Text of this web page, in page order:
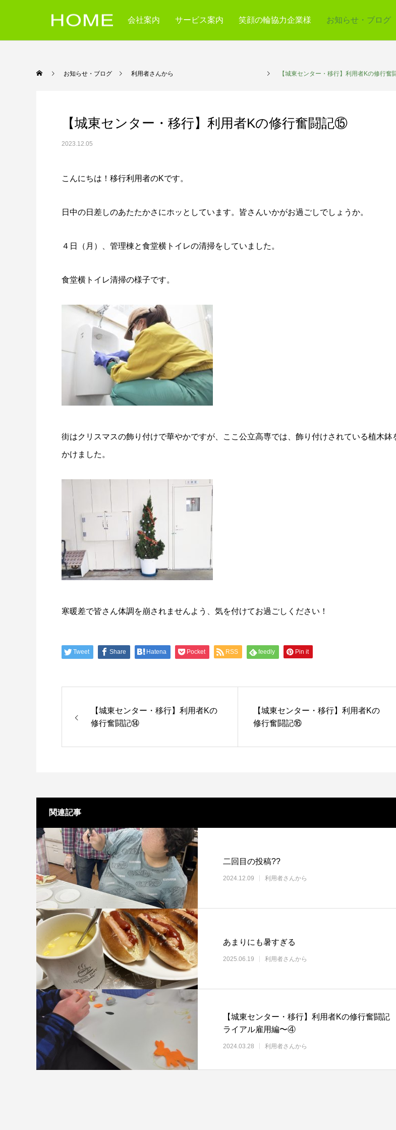
会社案内 サービス案内 笑顔の輪協力企業様 お知らせ・ブログ
お知らせ・ブログ 利用者さんから 【城東センター・移行】利用者Kの修行
【城東センター・移行】利用者Kの修行奮闘記⑮
2023.12.05
こんにちは！移行利用者のKです。
日中の日差しのあたたかさにホッとしています。皆さんいかがお過ごしでしょうか。
４日（月）、管理棟と食堂横トイレの清掃をしていました。
食堂横トイレ清掃の様子です。
街はクリスマスの飾り付けで華やかですが、ここ公立高専では、飾り付けされている植木鉢
かけました。
寒暖差で皆さん体調を崩されませんよう、気を付けてお過ごしください！
Tweet Share Hatena Pocket RSS feedly Pin it
【城東センター・移行】利用者Kの
修行奮闘記⑭
【城東センター・移行】利用者Kの
修行奮闘記⑯
関連記事
二回目の投稿??
2024.12.09 利用者さんから
あまりにも暑すぎる
2025.06.19 利用者さんから
【城東センター・移行】利用者Kの修行奮闘記
ライアル雇用編〜④
2024.03.28 利用者さんから